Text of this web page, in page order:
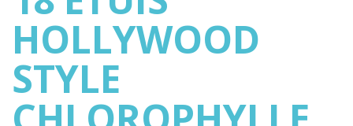
HOLLYWOOD
STYLE